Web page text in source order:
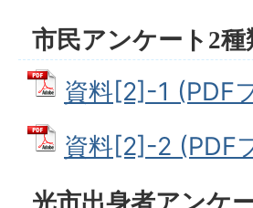
市民アンケート2種
資料[2]-1 (PDF
資料[2]-2 (PDF
光市出身者アンケ